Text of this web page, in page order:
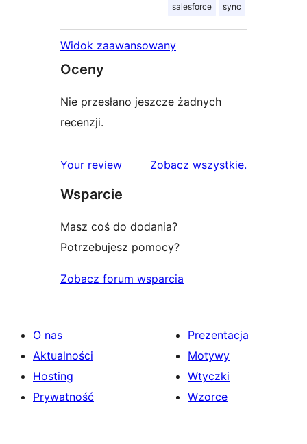
salesforce sync
Widok zaawansowany
Oceny
Nie przesłano jeszcze żadnych
recenzji.
Your review Zobacz wszystkierecenzje
.
Wsparcie
Masz coś do dodania?
Potrzebujesz pomocy?
Zobacz forum wsparcia
O nas
Aktualności
Hosting
Prywatność
Prezentacja
Motywy
Wtyczki
Wzorce